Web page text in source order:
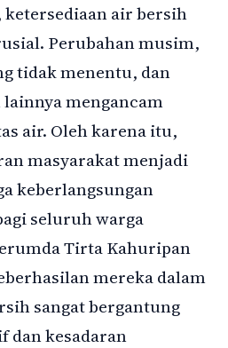
air bersih
Perubahan musim,
tidak menentu, dan
mengancam
air. Oleh karena itu,
masyarakat menjadi
keberlangsungan
seluruh warga
Tirta Kahuripan
mereka dalam
sangat bergantung
dan kesadaran